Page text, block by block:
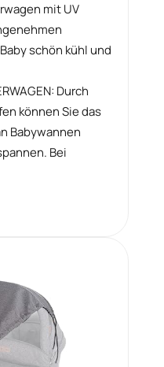
mit UV
schön kühl und
Durch
können Sie das
Babywannen
Bei